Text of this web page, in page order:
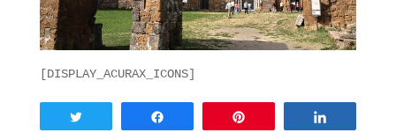
[DISPLAY_ACURAX_ICONS]